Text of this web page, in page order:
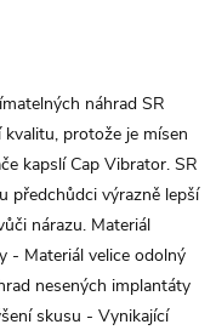
náhrad SR
protože je mísen
kapslí Cap Vibrator. SR
předchůdci výrazně lepší
nárazu. Materiál
- Materiál velice odolný
nesených implantáty
skusu - Vynikající